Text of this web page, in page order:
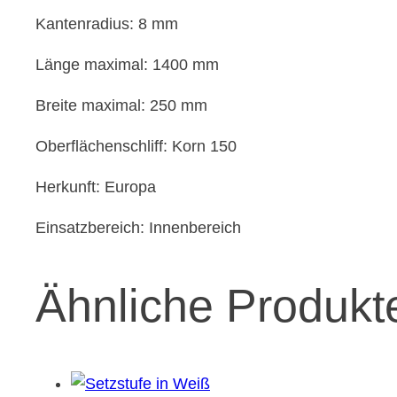
Kantenradius: 8 mm
Länge maximal: 1400 mm
Breite maximal: 250 mm
Oberflächenschliff: Korn 150
Herkunft: Europa
Einsatzbereich: Innenbereich
Ähnliche